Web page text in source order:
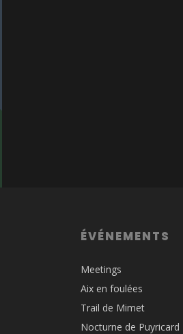
ÉVÉNEMENTS
Meetings
Aix en foulées
Trail de Mimet
Nocturne de Puyricard